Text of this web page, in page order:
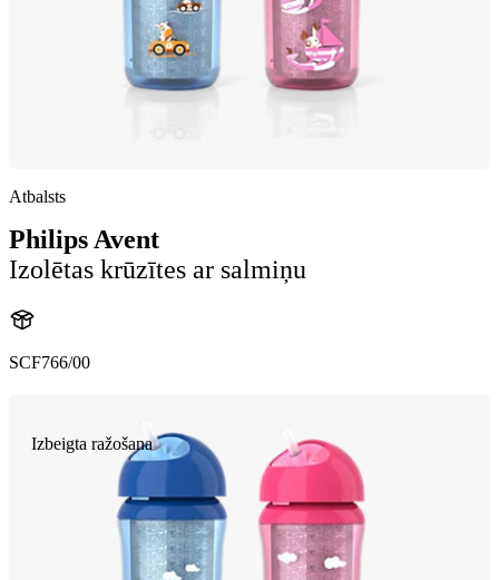
Atbalsts
Philips Avent
Izolētas krūzītes ar salmiņu
SCF766/00
Izbeigta ražošana